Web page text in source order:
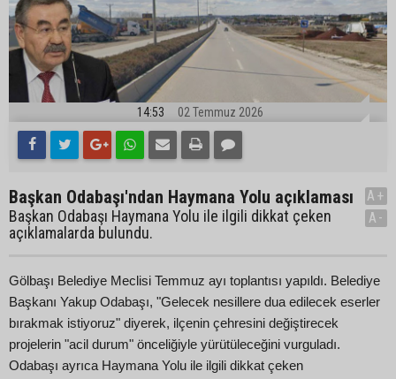
14:53 02 Temmuz 2026
Başkan Odabaşı'ndan Haymana Yolu açıklaması
Başkan Odabaşı Haymana Yolu ile ilgili dikkat çeken
açıklamalarda bulundu.
A+
A-
Gölbaşı Belediye Meclisi Temmuz ayı toplantısı yapıldı. Belediye
Başkanı Yakup Odabaşı, "Gelecek nesillere dua edilecek eserler
bırakmak istiyoruz" diyerek, ilçenin çehresini değiştirecek
projelerin "acil durum" önceliğiyle yürütüleceğini vurguladı.
Odabaşı ayrıca Haymana Yolu ile ilgili dikkat çeken